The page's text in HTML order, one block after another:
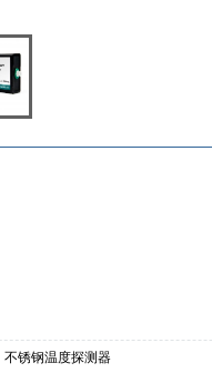
不锈钢温度探测器